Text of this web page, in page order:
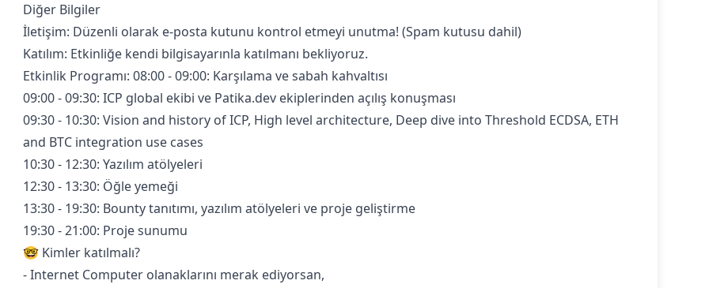
Diğer Bilgiler
İletişim: Düzenli olarak e-posta kutunu kontrol etmeyi unutma! (Spam kutusu dahil)
Katılım: Etkinliğe kendi bilgisayarınla katılmanı bekliyoruz.
Etkinlik Programı: 08:00 - 09:00: Karşılama ve sabah kahvaltısı
​09:00 - 09:30: ICP global ekibi ve Patika.dev ekiplerinden açılış konuşması
​09:30 - 10:30: Vision and history of ICP, High level architecture, Deep dive into Threshold ECDSA, ETH
and BTC integration use cases
​10:30 - 12:30: Yazılım atölyeleri
​12:30 - 13:30: Öğle yemeği
​13:30 - 19:30: Bounty tanıtımı, yazılım atölyeleri ve proje geliştirme
​19:30 - 21:00: Proje sunumu
🤓 Kimler katılmalı?
- Internet Computer olanaklarını merak ediyorsan,